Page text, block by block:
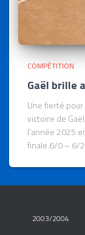
COMPÉTITION
Gaël brille
Une fierté
victoire de
l’année 2025
finale.6/0 – 6/
2003/2004